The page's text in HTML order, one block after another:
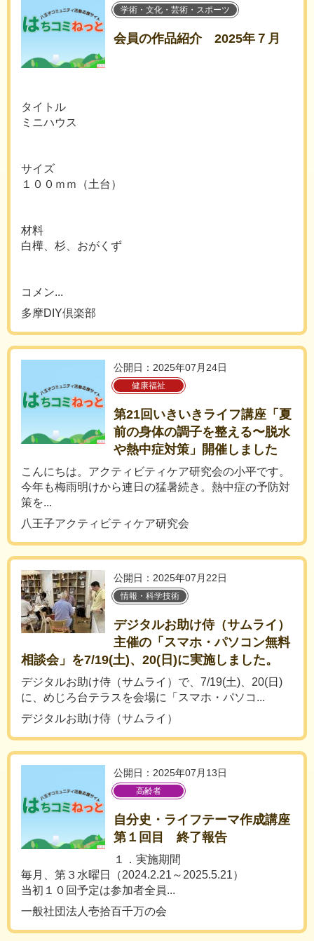
学術・文化・芸術・スポーツ
会員の作品紹介 2025年７月
タイトル
ミニハウス
サイズ
１００ｍｍ（土台）
材料
白樺、杉、おがくず
コメン...
多摩DIY倶楽部
公開日：2025年07月24日
健康福祉
第21回いきいきライフ講座「夏
前の身体の調子を整える〜脱水
や熱中症対策」開催しました
こんにちは。アクティビティケア研究会の小平です。
今年も梅雨明けから連日の猛暑続き。熱中症の予防対
策を...
八王子アクティビティケア研究会
公開日：2025年07月22日
情報・科学技術
デジタルお助け侍（サムライ）
主催の「スマホ・パソコン無料
相談会」を7/19(土)、20(日)に実施しました。
デジタルお助け侍（サムライ）で、7/19(土)、20(日)
に、めじろ台テラスを会場に「スマホ・パソコ...
デジタルお助け侍（サムライ）
公開日：2025年07月13日
高齢者
自分史・ライフテーマ作成講座
第１回目 終了報告
１．実施期間
毎月、第３水曜日（2024.2.21～2025.5.21）
当初１０回予定は参加者全員...
一般社団法人壱拾百千万の会